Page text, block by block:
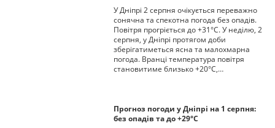
У Дніпрі 2 серпня очікується переважно
сонячна та спекотна погода без опадів.
Повітря прогріється до +31°С. У неділю, 2
серпня, у Дніпрі протягом доби
зберігатиметься ясна та малохмарна
погода. Вранці температура повітря
становитиме близько +20°С,…
Прогноз погоди у Дніпрі на 1 серпня:
без опадів та до +29°С